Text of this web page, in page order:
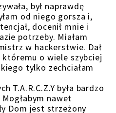
był naprawdę
od niego gorsza i,
docenił mnie i
potrzeby. Miałam
w hackerstwie. Dał
o wiele szybciej
tylko zechciałam
T.A.R.C.Z.Y była bardzo
nawet
Dom jest strzeżony